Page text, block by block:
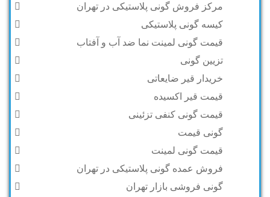
مرکز فروش گونی پلاستیکی در تهران
کیسه گونی پلاستیکی
قیمت گونی لمینت نما ضد آب و آفتاب
تزیین گونی
خریدار قیر ضایعاتی
قیمت قیر اکسیده
قیمت گونی کنفی تزئینی
گونی قیمت
قیمت گونی لمینت
فروش عمده گونی پلاستیکی در تهران
گونی فروشی بازار تهران